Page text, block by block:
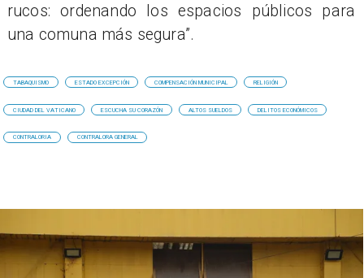
rucos: ordenando los espacios públicos para
una comuna más segura”.
TABAQUISMO ESTADO EXCEPCIÓN COMPENSACIÓN MUNICIPAL RELIGIÓN
CIUDAD DEL VATICANO ESCUCHA SU CORAZÓN ALTOS SUELDOS DELITOS ECONÓMICOS
CONTRALORIA CONTRALORA GENERAL